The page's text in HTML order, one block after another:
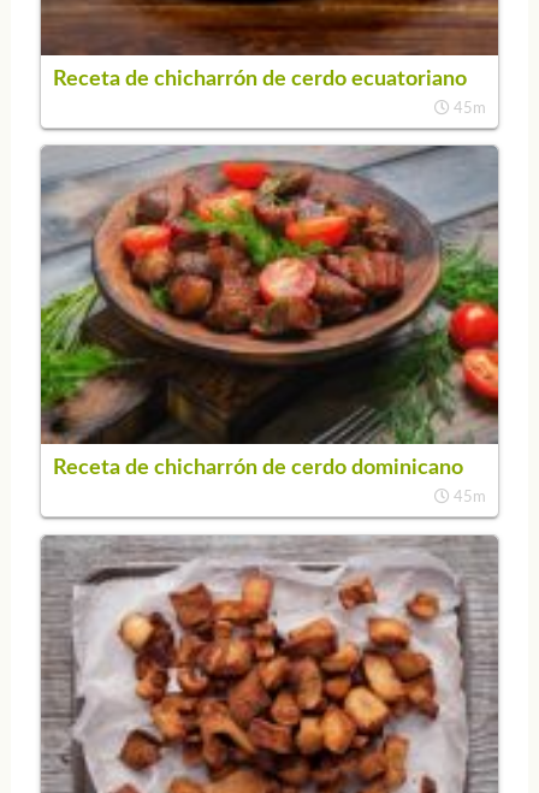
Receta de chicharrón de cerdo ecuatoriano
45m
Receta de chicharrón de cerdo dominicano
45m